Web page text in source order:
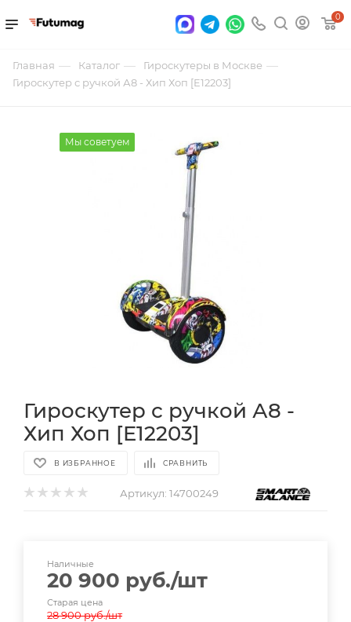
0
Главная — Каталог — Гироскутеры в Москве —
Гироскутер с ручкой А8 - Хип Хоп [E12203]
Мы советуем
Гироскутер с ручкой А8 -
Хип Хоп [E12203]
В ИЗБРАННОЕ СРАВНИТЬ
Артикул: 14700249
Наличные
20 900 руб./шт
Старая цена
28 900руб./шт